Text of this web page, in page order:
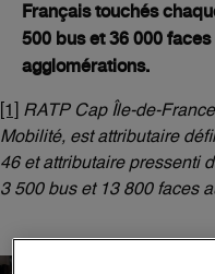
Français touchés
500 bus et 36 000
agglomérations.
[1]
RATP Cap Île-de-
Mobilité, est attributaire
46 et attributaire pressenti
3 500 bus et 13 800 faces